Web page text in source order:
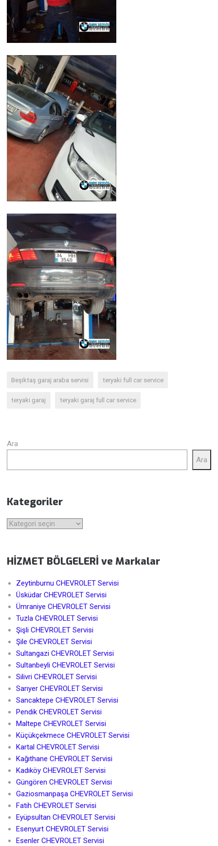
Beşiktaş garaj araba servisi teryaki full car service
teryaki garaj teryaki garaj full car service
Ara
Ara
Kategoriler
Kategoriler
HİZMET BÖLGELERİ ve Markalar
Zeytinburnu CHEVROLET Servisi
Üsküdar CHEVROLET Servisi
Ümraniye CHEVROLET Servisi
Tuzla CHEVROLET Servisi
Şişli CHEVROLET Servisi
Şile CHEVROLET Servisi
Sultangazi CHEVROLET Servisi
Sultanbeyli CHEVROLET Servisi
Silivri CHEVROLET Servisi
Sarıyer CHEVROLET Servisi
Sancaktepe CHEVROLET Servisi
Pendik CHEVROLET Servisi
Maltepe CHEVROLET Servisi
Küçükçekmece CHEVROLET Servisi
Kartal CHEVROLET Servisi
Kağıthane CHEVROLET Servisi
Kadıköy CHEVROLET Servisi
Güngören CHEVROLET Servisi
Gaziosmanpaşa CHEVROLET Servisi
Fatih CHEVROLET Servisi
Eyüpsultan CHEVROLET Servisi
Esenyurt CHEVROLET Servisi
Esenler CHEVROLET Servisi